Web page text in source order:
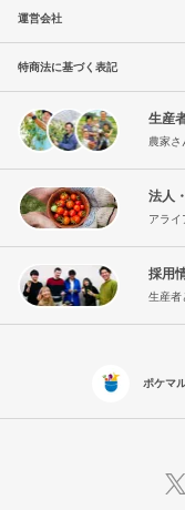
運営会社
特商法に基づく表記
生産
農家さ
法人
アライ
採用
生産者
ポケマ